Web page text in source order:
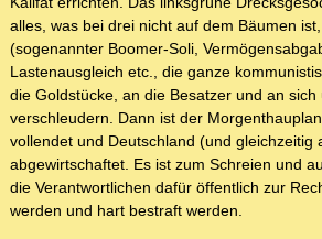
alles, was bei drei nicht auf dem Bäumen
(sogenannter Boomer-Soli,
Lastenausgleich etc., die ganze
die Goldstücke, an die Besatzer und an sich
verschleudern. Dann ist der
vollendet und Deutschland (und gleichzeitig
abgewirtschaftet. Es ist zum Schreien und
die Verantwortlichen dafür öffentlich zur
werden und hart bestraft werden.